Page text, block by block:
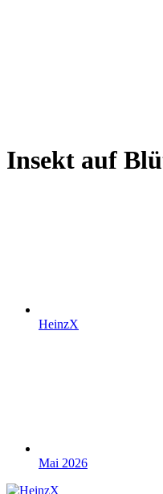
Insekt auf
HeinzX
Mai 2026